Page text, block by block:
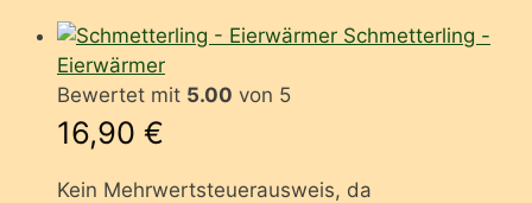
Schmetterling -
Eierwärmer
Bewertet mit 5.00 von 5
16,90 €
Kein Mehrwertsteuerausweis, da